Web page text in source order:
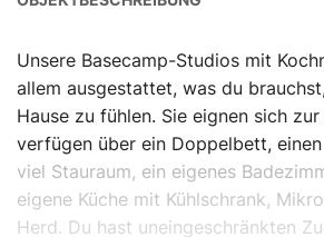
Unsere Basecamp-Studios mit
allem ausgestattet, was du
Hause zu fühlen. Sie eignen sich
verfügen über ein Doppelbett,
viel Stauraum, ein eigenes
eigene Küche mit Kühlschrank,
Herd. Du hast uneingeschränkten